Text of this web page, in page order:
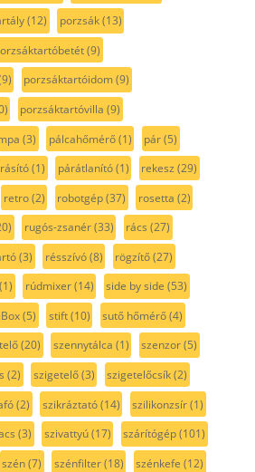
(12) porzsák(13)
(9)
porzsáktartóidom(9)
porzsáktartóvilla (9)
(3) pálcahőmérő(1) pár(5)
(1) párátlanító(1) rekesz (29)
retro(2) robotgép(37) rosetta (2)
rugós-zsanér(33) rács (27)
(3) résszívó(8) rögzítő(27)
(1) rúdmixer(14) side by side (53)
(5) stift(10) sutő hőmérő(4)
(20) szennytálca (1) szenzor(5)
(2) szigetelő(3) szigetelőcsík(2)
(2) szikráztató(14) szilikonzsír(1)
(3) szivattyú(17) szárítógép(101)
szén(7) szénfilter(18) szénkefe (12)